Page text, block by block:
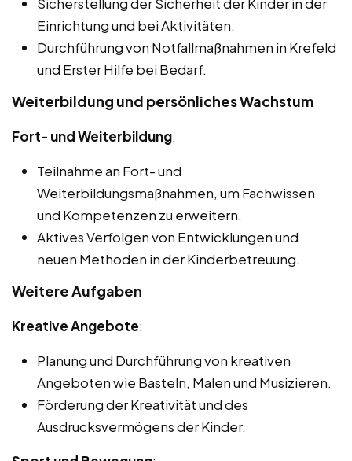
Einrichtung und bei Aktivitäten.
Durchführung von Notfallmaßnahmen in Krefeld
und Erster Hilfe bei Bedarf.
Weiterbildung und persönliches Wachstum
Fort- und Weiterbildung:
Teilnahme an Fort- und
Weiterbildungsmaßnahmen, um Fachwissen
und Kompetenzen zu erweitern.
Aktives Verfolgen von Entwicklungen und
neuen Methoden in der Kinderbetreuung.
Weitere Aufgaben
Kreative Angebote:
Planung und Durchführung von kreativen
Angeboten wie Basteln, Malen und Musizieren.
Förderung der Kreativität und des
Ausdrucksvermögens der Kinder.